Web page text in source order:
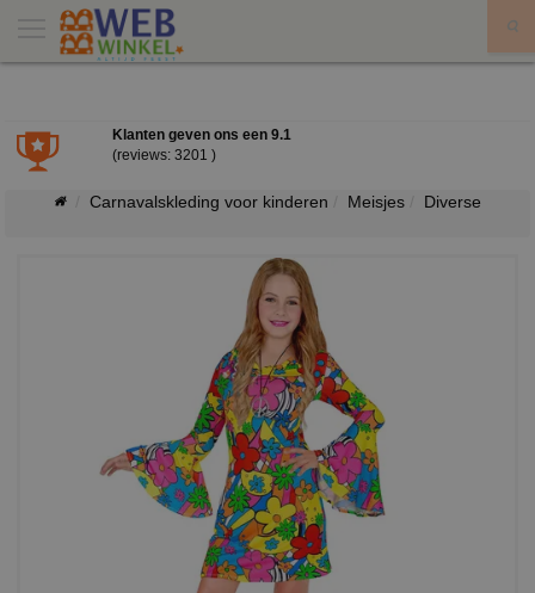
Klanten geven ons een 9.1
(reviews: 3201 )
Carnavalskleding voor kinderen Meisjes Diverse